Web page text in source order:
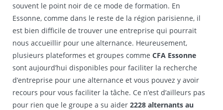
souvent le point noir de ce mode de formation. En
Essonne, comme dans le reste de la région parisienne, il
est bien difficile de trouver une entreprise qui pourrait
nous accueillir pour une alternance. Heureusement,
plusieurs plateformes et groupes comme CFA Essonne
sont aujourd’hui disponibles pour faciliter la recherche
d’entreprise pour une alternance et vous pouvez y avoir
recours pour vous faciliter la tâche. Ce n’est d’ailleurs pas
pour rien que le groupe a su aider 2228 alternants au